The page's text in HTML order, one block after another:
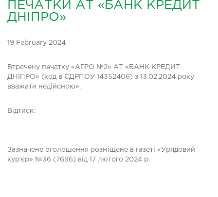
ПЕЧАТКИ АТ «БАНК КРЕДИТ
ДНІПРО»
19 February 2024
Втрачену печатку «АГРО №2» АТ «БАНК КРЕДИТ
ДНІПРО» (код в ЄДРПОУ 14352406) з 13.02.2024 року
вважати недійсною».
Відтиск:
Зазначене оголошення розміщене в газеті «Урядовий
кур’єр» №36 (7696) від 17 лютого 2024 р.